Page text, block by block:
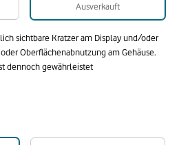
Ausverkauft
sichtbare Kratzer am Display und/oder
Oberflächenabnutzung am Gehäuse.
dennoch gewährleistet